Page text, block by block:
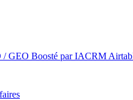
/ GEO Boosté par IACRM